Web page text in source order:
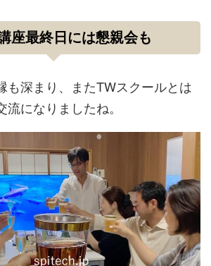
座最終日には懇親会も
も深まり、またTWスクールとは
になりましたね。